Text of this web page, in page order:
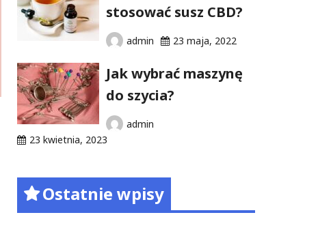
stosować susz CBD?
admin 23 maja, 2022
Jak wybrać maszynę
do szycia?
admin
23 kwietnia, 2023
Ostatnie wpisy